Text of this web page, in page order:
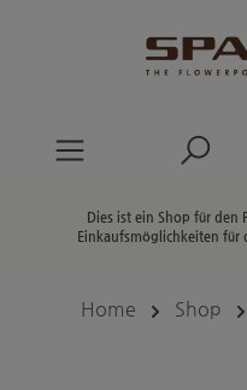
Dies ist ein Shop für den
Einkaufsmöglichkeiten für
Home Shop